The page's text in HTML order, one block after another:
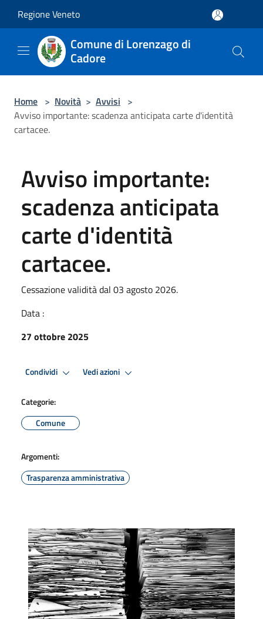
Regione Veneto
Comune di Lorenzago di
Cadore
Home > Novità > Avvisi >
Avviso importante: scadenza anticipata carte d'identità
cartacee.
Avviso importante:
scadenza anticipata
carte d'identità
cartacee.
Cessazione validità dal 03 agosto 2026.
Data :
27 ottobre 2025
Condividi Vedi azioni
Categorie:
Comune
Argomenti:
Trasparenza amministrativa